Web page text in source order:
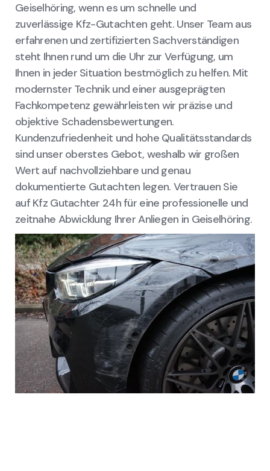
Geiselhöring, wenn es um schnelle und
zuverlässige Kfz-Gutachten geht. Unser Team aus
erfahrenen und zertifizierten Sachverständigen
steht Ihnen rund um die Uhr zur Verfügung, um
Ihnen in jeder Situation bestmöglich zu helfen. Mit
modernster Technik und einer ausgeprägten
Fachkompetenz gewährleisten wir präzise und
objektive Schadensbewertungen.
Kundenzufriedenheit und hohe Qualitätsstandards
sind unser oberstes Gebot, weshalb wir großen
Wert auf nachvollziehbare und genau
dokumentierte Gutachten legen. Vertrauen Sie
auf Kfz Gutachter 24h für eine professionelle und
zeitnahe Abwicklung Ihrer Anliegen in Geiselhöring.